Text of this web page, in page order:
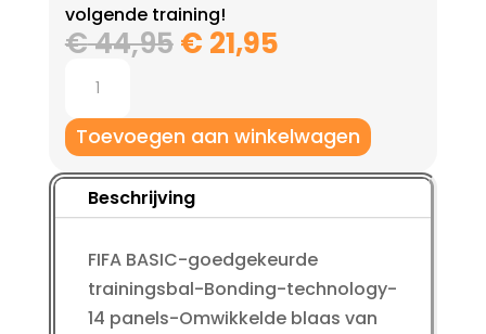
volgende training!
€44,95 Oorspronkelijke
€ 44,95.
€ 21,95Huidige
€ 21,95.
Glory
AG
trainingsbal
jouw
perfecte
bal
voor
Toevoegen aan winkelwagen
Beschrijving
FIFA BASIC-goedgekeurde
trainingsbal-Bonding-technology-
14 panels-Omwikkelde blaas van